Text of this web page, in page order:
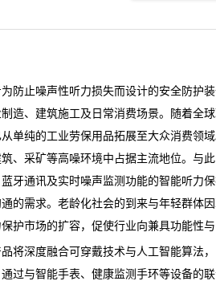
防止噪声性听力损失而设计的安全防护
造、建筑施工及日常消费场景。随着全
单纯的工业劳保用品拓展至大众消费领
、采矿等高噪环境中占据主流地位。与
牙通讯及实时噪声监测功能的智能听力
的需求。老龄化社会的到来与年轻群体
护市场的扩容，促使行业向兼具功能性
深度融合可穿戴技术与人工智能算法，
过与智能手表、健康监测手环等设备的